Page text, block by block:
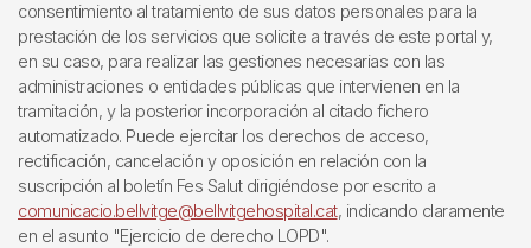
consentimiento al tratamiento de sus datos personales para la
prestación de los servicios que solicite a través de este portal y,
en su caso, para realizar las gestiones necesarias con las
administraciones o entidades públicas que intervienen en la
tramitación, y la posterior incorporación al citado fichero
automatizado. Puede ejercitar los derechos de acceso,
rectificación, cancelación y oposición en relación con la
suscripción al boletín Fes Salut dirigiéndose por escrito a
comunicacio.bellvitge@bellvitgehospital.cat, indicando claramente
en el asunto "Ejercicio de derecho LOPD".